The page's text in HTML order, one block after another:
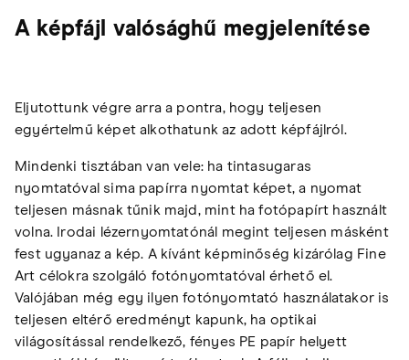
A képfájl valósághű megjelenítése
Eljutottunk végre arra a pontra, hogy teljesen
egyértelmű képet alkothatunk az adott képfájlról.
Mindenki tisztában van vele: ha tintasugaras
nyomtatóval sima papírra nyomtat képet, a nyomat
teljesen másnak tűnik majd, mint ha fotópapírt használt
volna. Irodai lézernyomtatónál megint teljesen másként
fest ugyanaz a kép. A kívánt képminőség kizárólag Fine
Art célokra szolgáló fotónyomtatóval érhető el.
Valójában még egy ilyen fotónyomtató használatakor is
teljesen eltérő eredményt kapunk, ha optikai
világosítással rendelkező, fényes PE papír helyett